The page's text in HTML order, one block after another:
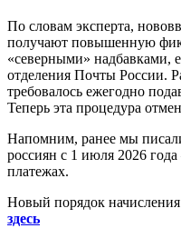
По словам эксперта,
получают повышенную
«северными» надбавками,
отделения Почты России.
требовалось ежегодно
Теперь эта процедура
Напомним, ранее мы
россиян с 1 июля 2026
платежах.
Новый порядок
здесь